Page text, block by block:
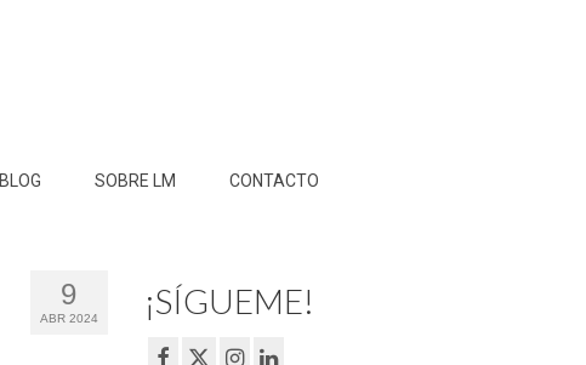
BLOG SOBRE LM CONTACTO
9
ABR 2024 ¡SÍGUEME!